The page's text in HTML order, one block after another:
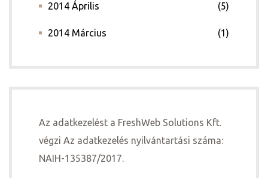
2014 Április (5)
2014 Március (1)
Az adatkezelést a FreshWeb Solutions Kft.
végzi Az adatkezelés nyilvántartási száma:
NAIH-135387/2017.